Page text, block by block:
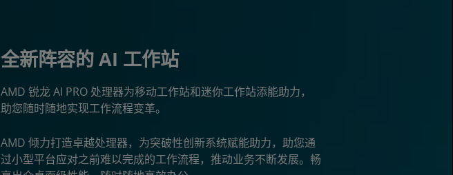
全新阵容的 AI 工作站
AMD 锐龙 AI PRO 处理器为移动工作站和迷你工作站添能助力，
助您随时随地实现工作流程变革。
AMD 倾力打造卓越处理器，为突破性创新系统赋能助力，助您通
过小型平台应对之前难以完成的工作流程，推动业务不断发展。畅